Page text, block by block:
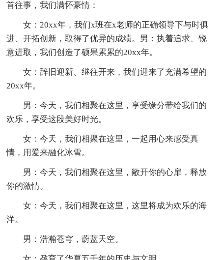
首往事，我们满怀豪情：
女：20xx年，我们x班在x老师的正确领导下与时俱
进、开拓创新，取得了优异的成绩。男：执着追求、锐
意进取，我们创造了硕果累累的20xx年。
女：辞旧迎新、继往开来，我们迎来了充满希望的
20xx年。
男：今天，我们相聚在这里，享受缘分带给我们的
欢乐，享受这段美好时光。
女：今天，我们相聚在这里，一起用心来感受真
情，用爱来融化冰雪。
男：今天，我们相聚在这里，敞开你的心扉，释放
你的激情。
女：今天，我们相聚在这里，这里将成为欢乐的海
洋。
男：浩瀚苍穹，蔚蓝天空。